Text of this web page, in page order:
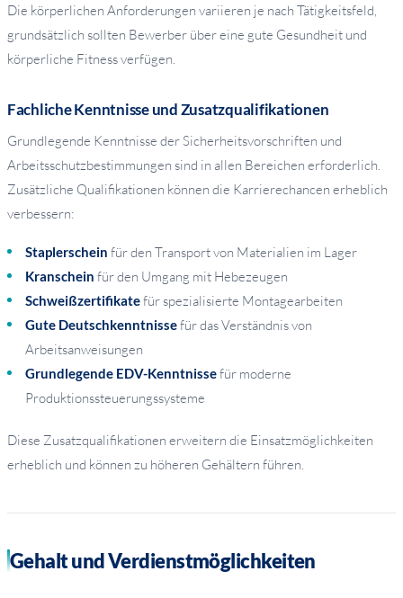
Die körperlichen Anforderungen variieren je nach Tätigkeitsfeld,
grundsätzlich sollten Bewerber über eine gute Gesundheit und
körperliche Fitness verfügen.
Fachliche Kenntnisse und Zusatzqualifikationen
Grundlegende Kenntnisse der Sicherheitsvorschriften und
Arbeitsschutzbestimmungen sind in allen Bereichen erforderlich.
Zusätzliche Qualifikationen können die Karrierechancen erheblich
verbessern:
Staplerschein für den Transport von Materialien im Lager
Kranschein für den Umgang mit Hebezeugen
Schweißzertifikatefür spezialisierte Montagearbeiten
Gute Deutschkenntnissefür das Verständnis von
Arbeitsanweisungen
Grundlegende EDV-Kenntnissefür moderne
Produktionssteuerungssysteme
Diese Zusatzqualifikationen erweitern die Einsatzmöglichkeiten
erheblich und können zu höheren Gehältern führen.
Gehalt und Verdienstmöglichkeiten